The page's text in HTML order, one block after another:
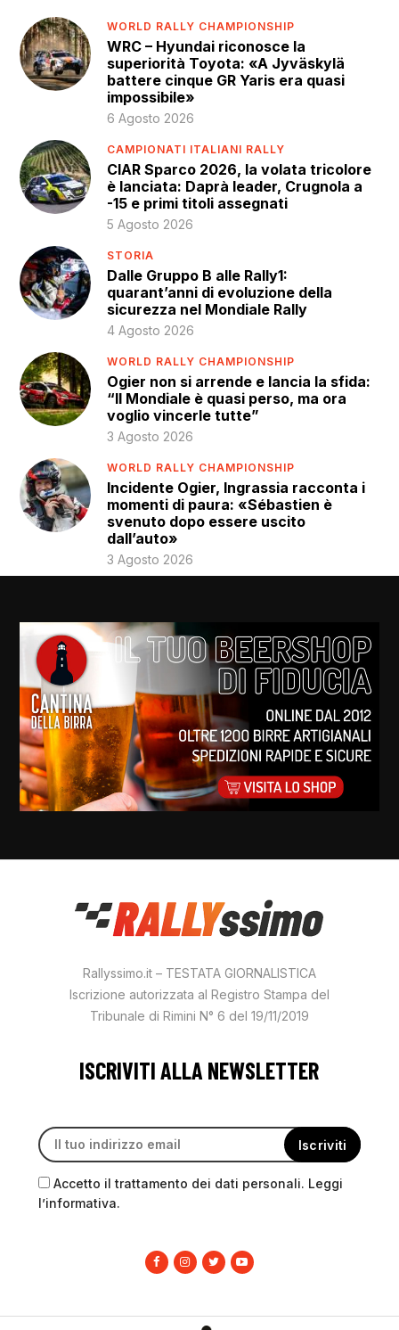
WORLD RALLY CHAMPIONSHIP
WRC – Hyundai riconosce la
superiorità Toyota: «A Jyväskylä
battere cinque GR Yaris era quasi
impossibile»
6 Agosto 2026
CAMPIONATI ITALIANI RALLY
CIAR Sparco 2026, la volata tricolore
è lanciata: Daprà leader, Crugnola a
-15 e primi titoli assegnati
5 Agosto 2026
STORIA
Dalle Gruppo B alle Rally1:
quarant’anni di evoluzione della
sicurezza nel Mondiale Rally
4 Agosto 2026
WORLD RALLY CHAMPIONSHIP
Ogier non si arrende e lancia la sfida:
“Il Mondiale è quasi perso, ma ora
voglio vincerle tutte”
3 Agosto 2026
WORLD RALLY CHAMPIONSHIP
Incidente Ogier, Ingrassia racconta i
momenti di paura: «Sébastien è
svenuto dopo essere uscito
dall’auto»
3 Agosto 2026
Rallyssimo.it – TESTATA GIORNALISTICA
Iscrizione autorizzata al Registro Stampa del
Tribunale di Rimini N° 6 del 19/11/2019
ISCRIVITI ALLA NEWSLETTER
Accetto il trattamento dei dati personali. Leggi
l’informativa.